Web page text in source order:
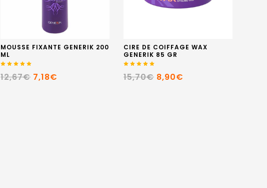
MOUSSE FIXANTE GENERIK 200
ML
12,67€ 7,18€
CIRE DE COIFFAGE WAX
GENERIK 85 GR
15,70€ 8,90€